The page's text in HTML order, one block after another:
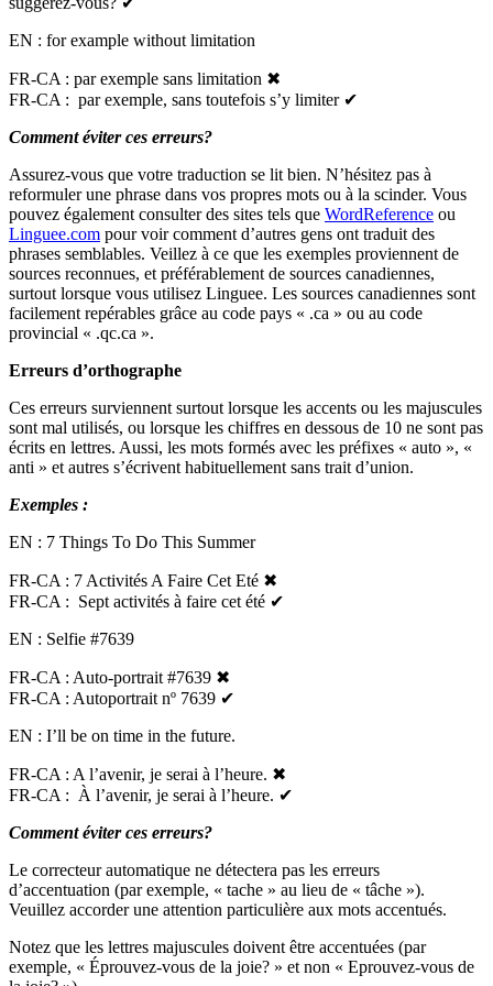
EN : for example without limitation
FR-CA : par exemple sans limitation ✖
FR-CA : par exemple, sans toutefois s’y limiter ✔
Comment éviter ces erreurs?
Assurez-vous que votre traduction se lit bien. N’hésitez pas à
reformuler une phrase dans vos propres mots ou à la scinder. Vous
pouvez également consulter des sites tels que WordReference ou
Linguee.com pour voir comment d’autres gens ont traduit des
phrases semblables. Veillez à ce que les exemples proviennent de
sources reconnues, et préférablement de sources canadiennes,
surtout lorsque vous utilisez Linguee. Les sources canadiennes sont
facilement repérables grâce au code pays « .ca » ou au code
provincial « .qc.ca ».
Erreurs d’orthographe
Ces erreurs surviennent surtout lorsque les accents ou les majuscules
sont mal utilisés, ou lorsque les chiffres en dessous de 10 ne sont pas
écrits en lettres. Aussi, les mots formés avec les préfixes « auto », «
anti » et autres s’écrivent habituellement sans trait d’union.
Exemples :
EN : 7 Things To Do This Summer
FR-CA : 7 Activités A Faire Cet Eté ✖
FR-CA : Sept activités à faire cet été ✔
EN : Selfie #7639
FR-CA : Auto-portrait #7639 ✖
FR-CA : Autoportrait nº 7639 ✔
EN : I’ll be on time in the future.
FR-CA : A l’avenir, je serai à l’heure. ✖
FR-CA : À l’avenir, je serai à l’heure. ✔
Comment éviter ces erreurs?
Le correcteur automatique ne détectera pas les erreurs
d’accentuation (par exemple, « tache » au lieu de « tâche »).
Veuillez accorder une attention particulière aux mots accentués.
Notez que les lettres majuscules doivent être accentuées (par
exemple, « Éprouvez-vous de la joie? » et non « Eprouvez-vous de